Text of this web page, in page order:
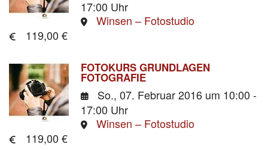
17:00 Uhr
Winsen – Fotostudio
119,00 €
FOTOKURS GRUNDLAGEN
FOTOGRAFIE
So., 07. Februar 2016 um 10:00 -
17:00 Uhr
Winsen – Fotostudio
119,00 €